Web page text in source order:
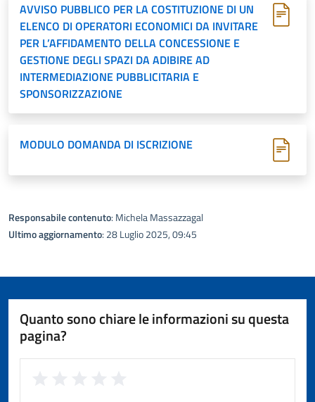
AVVISO PUBBLICO PER LA COSTITUZIONE DI UN
ELENCO DI OPERATORI ECONOMICI DA INVITARE
PER L’AFFIDAMENTO DELLA CONCESSIONE E
GESTIONE DEGLI SPAZI DA ADIBIRE AD
INTERMEDIAZIONE PUBBLICITARIA E
SPONSORIZZAZIONE
MODULO DOMANDA DI ISCRIZIONE
Responsabile contenuto: Michela Massazzagal
Ultimo aggiornamento: 28 Luglio 2025, 09:45
Quanto sono chiare le informazioni su questa
pagina?